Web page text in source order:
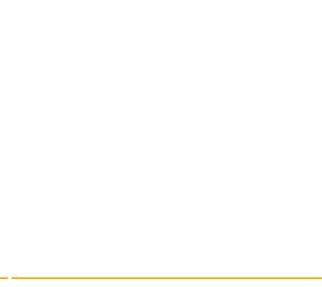
NONO POSTO PER LORENZO TANDA A PRAGA